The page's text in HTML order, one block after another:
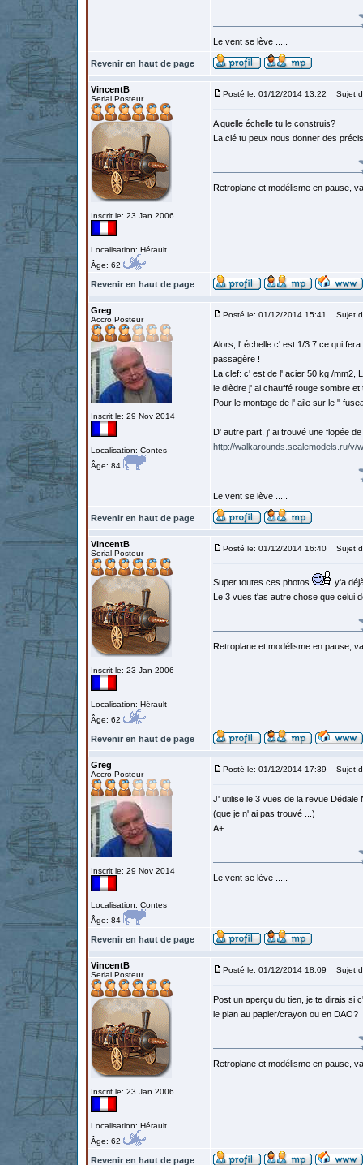
Le vent se lève .....
Revenir en haut de page
VincentB
Serial Posteur
Inscrit le: 23 Jan 2006
Localisation: Hérault
Âge: 62
Posté le: 01/12/2014 13:22 Sujet
A quelle échelle tu le construis?
La clé tu peux nous donner des
Retroplane et modélisme en pause,
Revenir en haut de page
Greg
Accro Posteur
Inscrit le: 29 Nov 2014
Localisation: Contes
Âge: 84
Posté le: 01/12/2014 15:41 Sujet
Alors, l' échelle c' est 1/3.7 ce qui
passagère !
La clef: c' est de l' acier 50 kg /mm2,
le dièdre j' ai chauffé rouge sombre
Pour le montage de l' aile sur le "
D' autre part, j' ai trouvé une flopée
http://walkarounds.scalemodels.ru/v/
Le vent se lève .....
Revenir en haut de page
VincentB
Serial Posteur
Inscrit le: 23 Jan 2006
Localisation: Hérault
Âge: 62
Posté le: 01/12/2014 16:40 Sujet
Super toutes ces photos
y'a
Le 3 vues t'as autre chose que celui
Retroplane et modélisme en pause,
Revenir en haut de page
Greg
Accro Posteur
Inscrit le: 29 Nov 2014
Localisation: Contes
Âge: 84
Posté le: 01/12/2014 17:39 Sujet
J' utilise le 3 vues de la revue Dédale
(que je n' ai pas trouvé ...)
A+
Le vent se lève .....
Revenir en haut de page
VincentB
Serial Posteur
Inscrit le: 23 Jan 2006
Localisation: Hérault
Âge: 62
Posté le: 01/12/2014 18:09 Sujet
Post un aperçu du tien, je te dirais si
le plan au papier/crayon ou en DAO?
Retroplane et modélisme en pause,
Revenir en haut de page